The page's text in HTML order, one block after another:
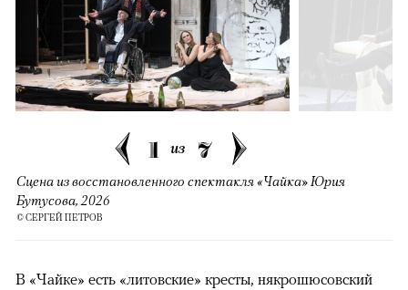
1 из 7
Сцена из восстановленного спектакля «Чайка» Юрия
Бутусова, 2026
© СЕРГЕЙ ПЕТРОВ
В «Чайке» есть «литовские» кресты, някрошюсовский